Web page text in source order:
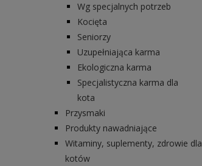
Wg specjalnych potrzeb
Kocięta
Seniorzy
Uzupełniająca karma
Ekologiczna karma
Specjalistyczna karma dla
kota
Przysmaki
Produkty nawadniające
Witaminy, suplementy, zdrowie dla
kotów